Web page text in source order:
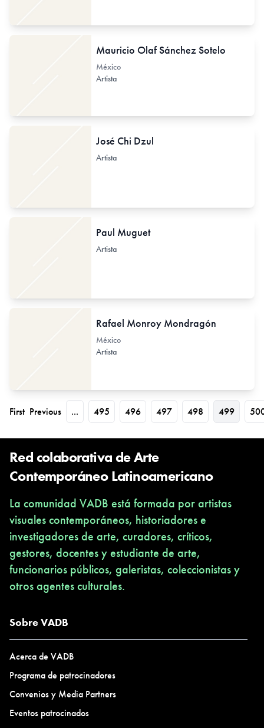
Mauricio Olaf Sánchez Sotelo
México
Artista
José Chi Dzul
Artista
Paul Muguet
Artista
Rafael Monroy Mondragón
México
Artista
First Previous ... 495 496 497 498 499
Red colaborativa de Arte
Contemporáneo Latinoamericano
La comunidad VADB está formada por artistas
visuales contemporáneos, historiadores e
investigadores de arte, curadores, críticos,
gestores, docentes y estudiante de arte,
funcionarios públicos, galeristas, coleccionistas y
otros agentes culturales.
Sobre VADB
Acerca de VADB
Programa de patrocinadores
Convenios y Media Partners
Eventos patrocinados